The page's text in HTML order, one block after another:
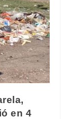
en 4